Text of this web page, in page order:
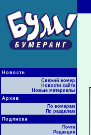
Новости
Свежий номер
Новости сайта
Новые материалы
Архив
По номерам
По разделам
Подписка
Почта
Редакция